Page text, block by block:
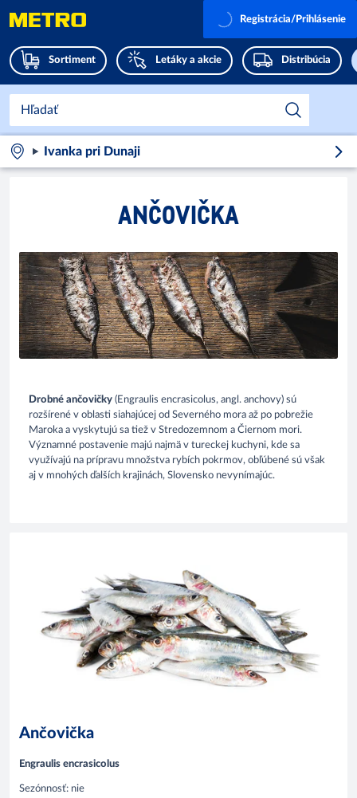
Sortiment Letáky a akcie Distribúcia
Registrácia/Prihlásenie
Ivanka pri Dunaji
ANČOVIČKA
Drobné ančovičky (Engraulis encrasicolus, angl. anchovy) sú
rozšírené v oblasti siahajúcej od Severného mora až po pobrežie
Maroka a vyskytujú sa tiež v Stredozemnom a Čiernom mori.
Významné postavenie majú najmä v tureckej kuchyni, kde sa
využívajú na prípravu množstva rybích pokrmov, obľúbené sú však
aj v mnohých ďalších krajinách, Slovensko nevynímajúc.
Ančovička
Engraulis encrasicolus
Sezónnosť: nie